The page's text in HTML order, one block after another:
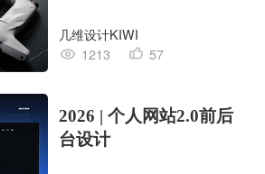
几维设计KIWI
1213
57
2026 | 个人网站2.0前后
台设计